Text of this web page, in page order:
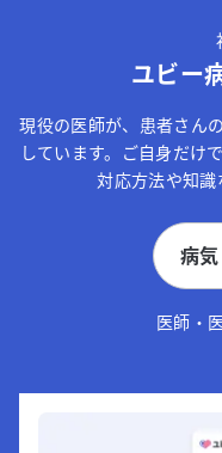
ユビー
現役の医師が、患者さん
しています。ご自身だけ
対応方法や知識
病
医師・